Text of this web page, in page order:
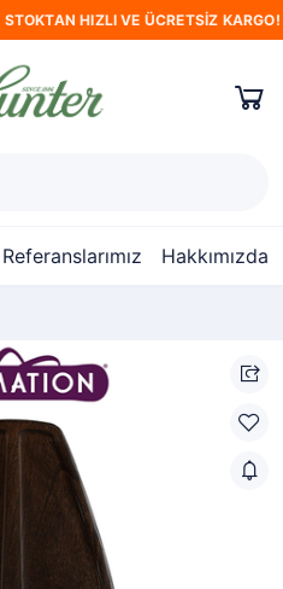
STOKTAN HIZLI VE ÜCRETSİZ KARGO!
Referanslarımız Hakkımızda